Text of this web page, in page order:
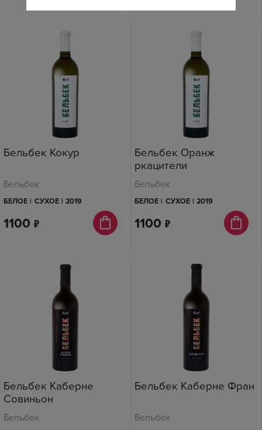
Бельбек Кокур
Бельбек
БЕЛОЕ СУХОЕ 2019
1100 п
Бельбек Оранж
ркацители
Бельбек
БЕЛОЕ СУХОЕ 2019
1100 п
Бельбек Каберне
Совиньон
Бельбек
Бельбек Каберне Фран
Бельбек